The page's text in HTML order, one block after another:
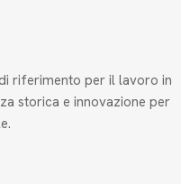
riferimento per il lavoro in
storica e innovazione per